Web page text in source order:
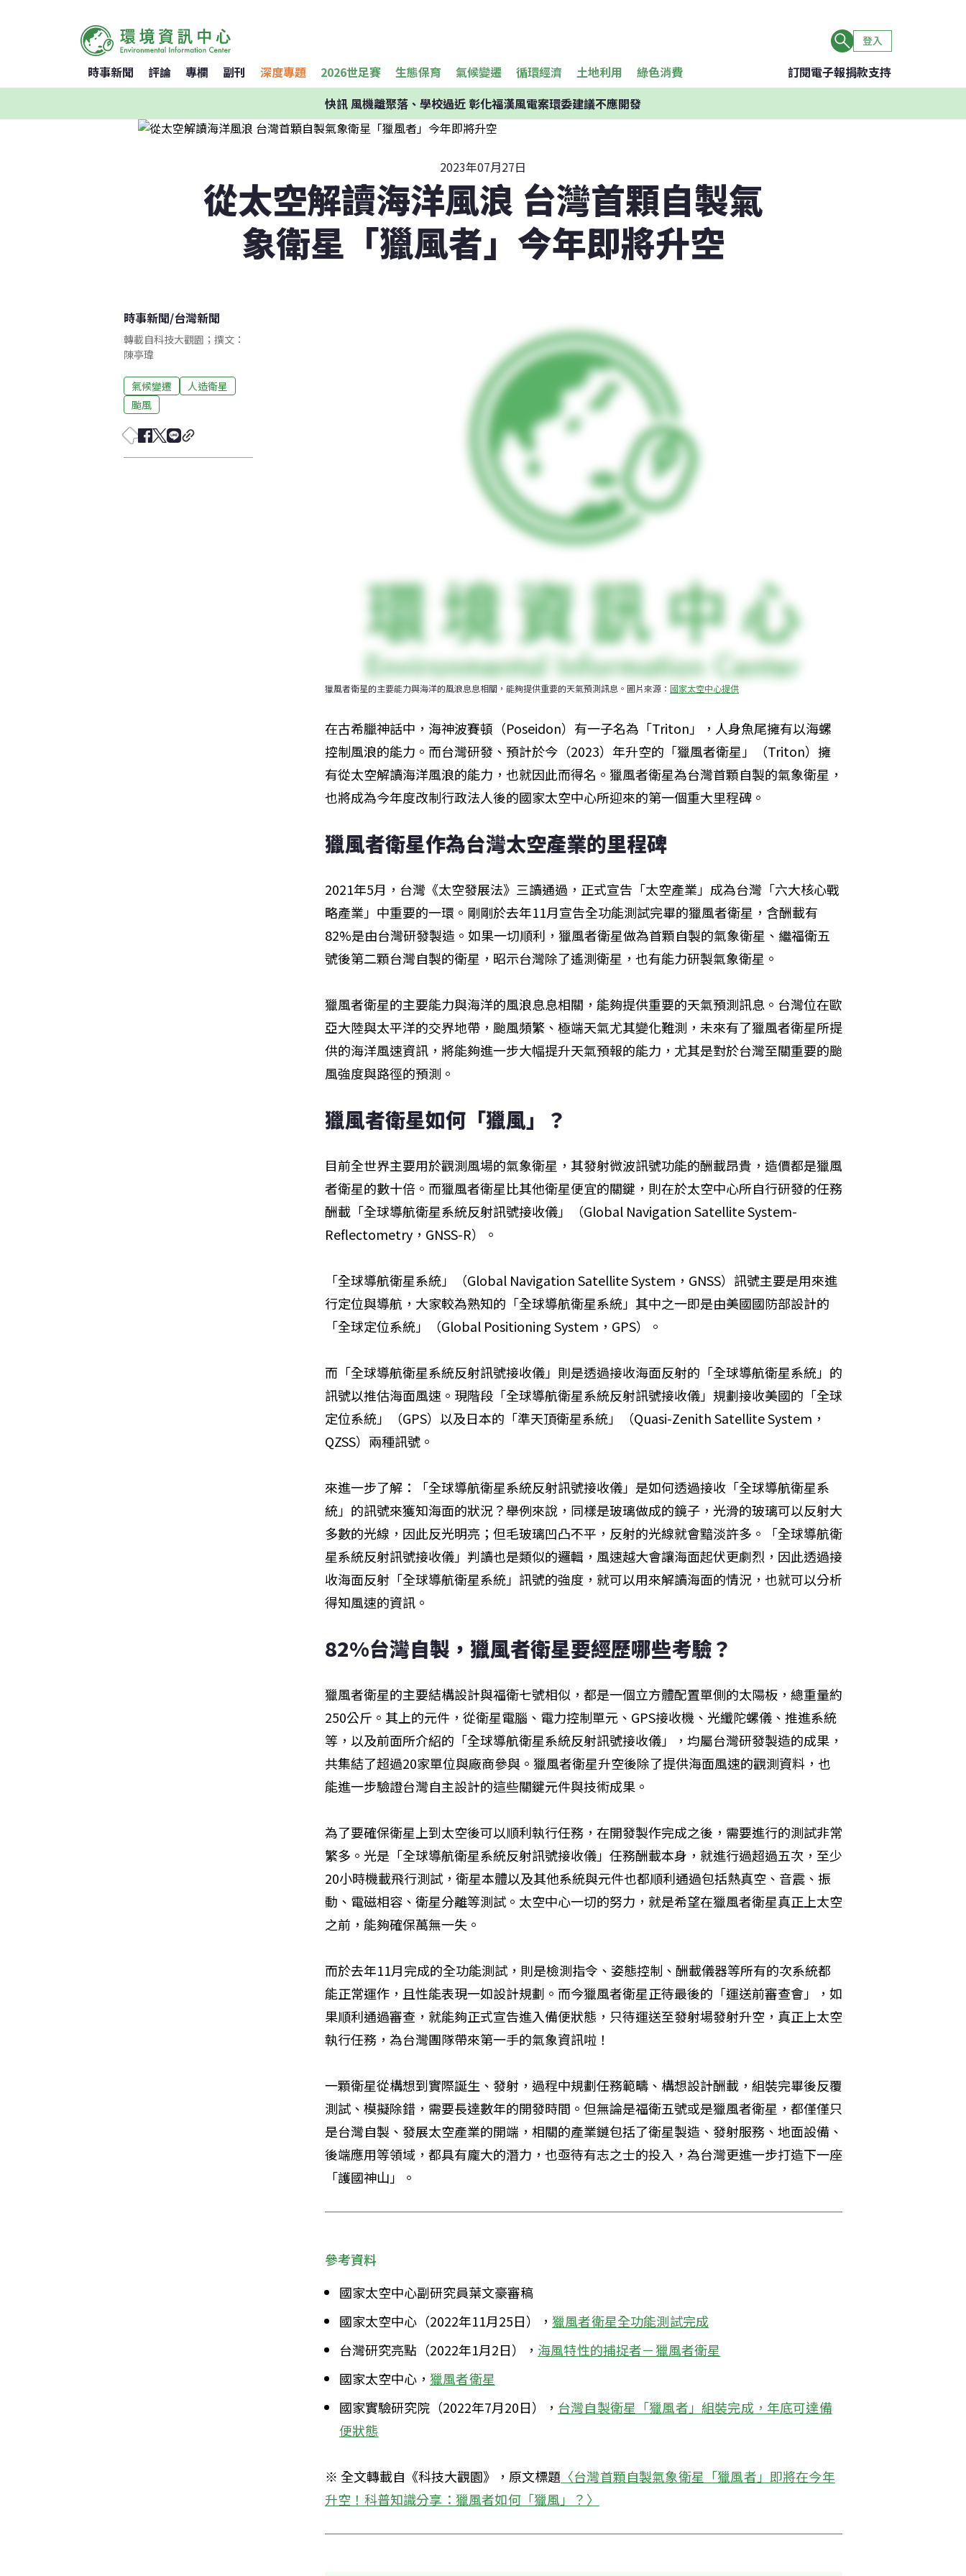
登入
時事新聞 評論 專欄 副刊 深度專題 2026世足賽 生態保育 氣候變遷 循環經濟 土地利用 綠色消費 訂閱電子報捐款支持
快訊風機離聚落、學校過近 彰化福漢風電案環委建議不應開發
2023年07月27日
從太空解讀海洋風浪 台灣首顆自製氣
象衛星「獵風者」今年即將升空
時事新聞/台灣新聞
轉載自科技大觀園；撰文：
陳亭瑋
氣候變遷
人造衛星
颱風
獵風者衛星的主要能力與海洋的風浪息息相關，能夠提供重要的天氣預測訊息。圖片來源： 國家太空中心提供
在古希臘神話中，海神波賽頓（Poseidon）有一子名為「Triton」，人身魚尾擁有以海螺
控制風浪的能力。而台灣研發、預計於今（2023）年升空的「獵風者衛星」（Triton）擁
有從太空解讀海洋風浪的能力，也就因此而得名。獵風者衛星為台灣首顆自製的氣象衛星，
也將成為今年度改制行政法人後的國家太空中心所迎來的第一個重大里程碑。
獵風者衛星作為台灣太空產業的里程碑
2021年5月，台灣《太空發展法》三讀通過，正式宣告「太空產業」成為台灣「六大核心戰
略產業」中重要的一環。剛剛於去年11月宣告全功能測試完畢的獵風者衛星，含酬載有
82%是由台灣研發製造。如果一切順利，獵風者衛星做為首顆自製的氣象衛星、繼福衛五
號後第二顆台灣自製的衛星，昭示台灣除了遙測衛星，也有能力研製氣象衛星。
獵風者衛星的主要能力與海洋的風浪息息相關，能夠提供重要的天氣預測訊息。台灣位在歐
亞大陸與太平洋的交界地帶，颱風頻繁、極端天氣尤其變化難測，未來有了獵風者衛星所提
供的海洋風速資訊，將能夠進一步大幅提升天氣預報的能力，尤其是對於台灣至關重要的颱
風強度與路徑的預測。
獵風者衛星如何「獵風」？
目前全世界主要用於觀測風場的氣象衛星，其發射微波訊號功能的酬載昂貴，造價都是獵風
者衛星的數十倍。而獵風者衛星比其他衛星便宜的關鍵，則在於太空中心所自行研發的任務
酬載「全球導航衛星系統反射訊號接收儀」（Global Navigation Satellite System-
Reflectometry，GNSS-R）。
「全球導航衛星系統」（Global Navigation Satellite System，GNSS）訊號主要是用來進
行定位與導航，大家較為熟知的「全球導航衛星系統」其中之一即是由美國國防部設計的
「全球定位系統」（Global Positioning System，GPS）。
而「全球導航衛星系統反射訊號接收儀」則是透過接收海面反射的「全球導航衛星系統」的
訊號以推估海面風速。現階段「全球導航衛星系統反射訊號接收儀」規劃接收美國的「全球
定位系統」（GPS）以及日本的「準天頂衛星系統」（Quasi-Zenith Satellite System，
QZSS）兩種訊號。
來進一步了解：「全球導航衛星系統反射訊號接收儀」是如何透過接收「全球導航衛星系
統」的訊號來獲知海面的狀況？舉例來說，同樣是玻璃做成的鏡子，光滑的玻璃可以反射大
多數的光線，因此反光明亮；但毛玻璃凹凸不平，反射的光線就會黯淡許多。「全球導航衛
星系統反射訊號接收儀」判讀也是類似的邏輯，風速越大會讓海面起伏更劇烈，因此透過接
收海面反射「全球導航衛星系統」訊號的強度，就可以用來解讀海面的情況，也就可以分析
得知風速的資訊。
82%台灣自製，獵風者衛星要經歷哪些考驗？
獵風者衛星的主要結構設計與福衛七號相似，都是一個立方體配置單側的太陽板，總重量約
250公斤。其上的元件，從衛星電腦、電力控制單元、GPS接收機、光纖陀螺儀、推進系統
等，以及前面所介紹的「全球導航衛星系統反射訊號接收儀」，均屬台灣研發製造的成果，
共集結了超過20家單位與廠商參與。獵風者衛星升空後除了提供海面風速的觀測資料，也
能進一步驗證台灣自主設計的這些關鍵元件與技術成果。
為了要確保衛星上到太空後可以順利執行任務，在開發製作完成之後，需要進行的測試非常
繁多。光是「全球導航衛星系統反射訊號接收儀」任務酬載本身，就進行過超過五次，至少
20小時機載飛行測試，衛星本體以及其他系統與元件也都順利通過包括熱真空、音震、振
動、電磁相容、衛星分離等測試。太空中心一切的努力，就是希望在獵風者衛星真正上太空
之前，能夠確保萬無一失。
而於去年11月完成的全功能測試，則是檢測指令、姿態控制、酬載儀器等所有的次系統都
能正常運作，且性能表現一如設計規劃。而今獵風者衛星正待最後的「運送前審查會」，如
果順利通過審查，就能夠正式宣告進入備便狀態，只待運送至發射場發射升空，真正上太空
執行任務，為台灣團隊帶來第一手的氣象資訊啦！
一顆衛星從構想到實際誕生、發射，過程中規劃任務範疇、構想設計酬載，組裝完畢後反覆
測試、模擬除錯，需要長達數年的開發時間。但無論是福衛五號或是獵風者衛星，都僅僅只
是台灣自製、發展太空產業的開端，相關的產業鏈包括了衛星製造、發射服務、地面設備、
後端應用等領域，都具有龐大的潛力，也亟待有志之士的投入，為台灣更進一步打造下一座
「護國神山」。
參考資料
國家太空中心副研究員葉文豪審稿
國家太空中心（2022年11月25日）， 獵風者衛星全功能測試完成
台灣研究亮點（2022年1月2日）， 海風特性的捕捉者－獵風者衛星
國家太空中心， 獵風者衛星
國家實驗研究院（2022年7月20日）， 台灣自製衛星「獵風者」組裝完成，年底可達備
便狀態
※ 全文轉載自《科技大觀園》，原文標題 〈台灣首顆自製氣象衛星「獵風者」即將在今年
升空！科普知識分享：獵風者如何「獵風」？〉